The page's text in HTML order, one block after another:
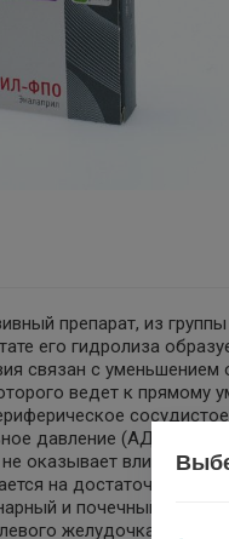
препарат, из
его гидролиза
связан с уменьшением
ведет к прямому
давление (АД), пост
не оказывает влияния
на достаточном
и почечный
желудочка